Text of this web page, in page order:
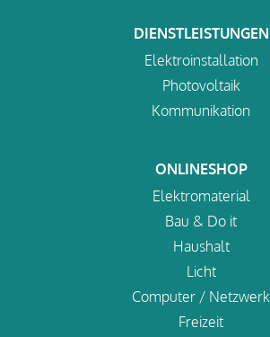
DIENSTLEISTUNGEN
Elektroinstallation
Photovoltaik
Kommunikation
ONLINESHOP
Elektromaterial
Bau & Do it
Haushalt
Licht
Computer / Netzwerk
Freizeit